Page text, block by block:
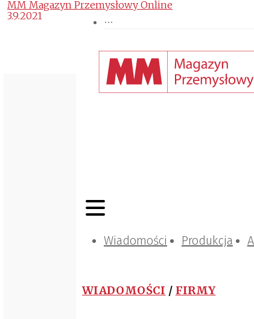
Wiadomości Produkcja
WIADOMOŚCI / FIRMY
MM Magazyn Przemysłowy Online
3.9.2021